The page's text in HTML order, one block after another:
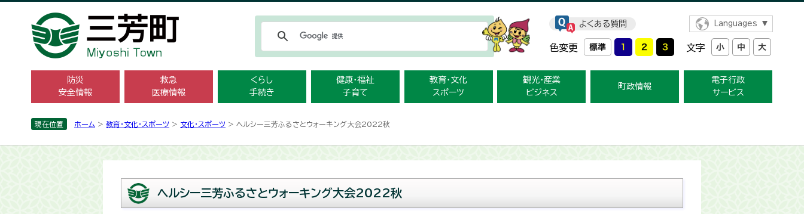
よくある質問 Languages
色変更 文字
防災
安全情報
救急
医療情報
くらし
手続き
健康・福祉
子育て
教育・文化
スポーツ
観光・産業
ビジネス
町政情報
電子行政
サービス
現在位置 ホーム > 教育・文化・スポーツ > 文化・スポーツ > ヘルシー三芳ふるさとウォーキング大会2022秋
ヘルシー三芳ふるさとウォーキング大会2022秋